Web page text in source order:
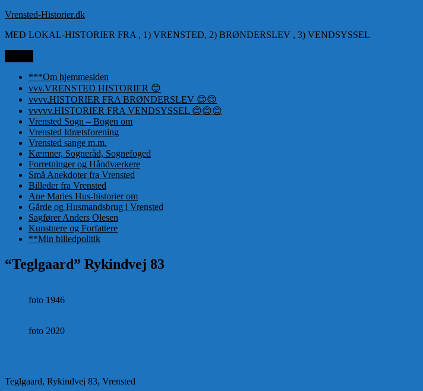
Videre
indhold
Vrensted-Historier.dk
MED LOKAL-HISTORIER FRA , 1) VRENSTED, 2) BRØNDERSLEV , 3) VENDSYSSEL
***Om hjemmesiden
vvv.VRENSTED HISTORIER 😊
vvvv.HISTORIER FRA BRØNDERSLEV 😊😊
vvvvv.HISTORIER FRA VENDSYSSEL 😊😊😊
Vrensted Sogn – Bogen om
Vrensted Idrætsforening
Vrensted sange m.m.
Kæmner, Sogneråd, Sognefoged
Forretninger og Håndværkere
Små Anekdoter fra Vrensted
Billeder fra Vrensted
Ane Maries Hus-historier om
Gårde og Husmandsbrug i Vrensted
Sagfører Anders Olesen
Kunstnere og Forfattere
**Min billedpolitik
“Teglgaard” Rykindvej 83
foto 1946
foto 2020
Teglgaard, Rykindvej 83, Vrensted